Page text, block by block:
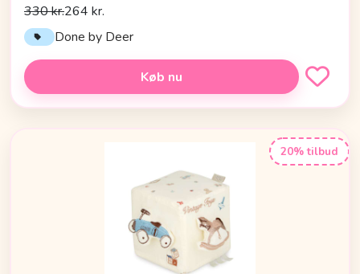
330 kr.264 kr.
Done by Deer
Køb nu
20% tilbud